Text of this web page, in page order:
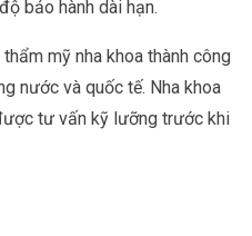
bảo hành dài hạn.
mỹ nha khoa thành công
nước và quốc tế. Nha khoa
tư vấn kỹ lưỡng trước khi